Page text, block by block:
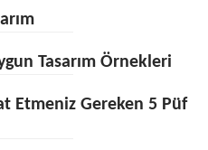
Tasarım Örnekleri
Etmeniz Gereken 5 Püf